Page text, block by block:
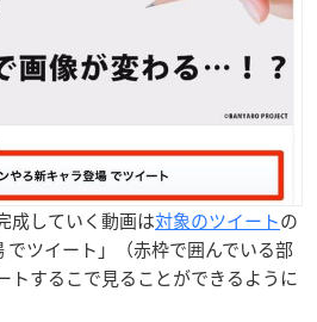
成していく動画は対象のツイートの
でツイート」（赤枠で囲んでいる部
トするこで見ることができるように